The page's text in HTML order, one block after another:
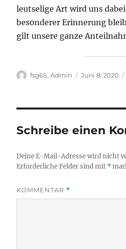
leutselige Art wird uns
besonderer Erinnerung
gilt unsere ganze
Autor
fsg65_Admin
Veröffentlicht
Juni 8, 2020
Schreibe einen
Deine E-Mail-Adresse wird nicht
Erforderliche Felder sind mit *
KOMMENTAR *